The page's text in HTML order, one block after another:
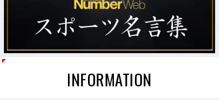
INFORMATION